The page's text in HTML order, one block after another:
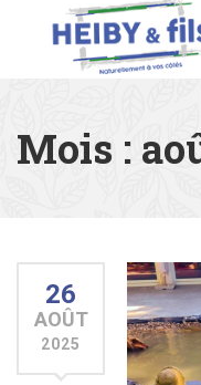
Mois :
26
AOÛT
2025